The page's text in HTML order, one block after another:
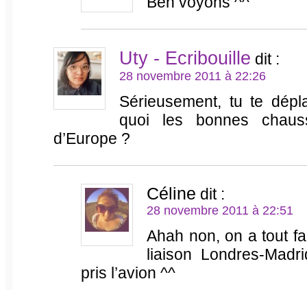
Uty - Ecribouille dit :
28 novembre 2011 à 22:26
Sérieusement, tu te
quoi les bonnes
d’Europe ?
Céline dit :
28 novembre 2011 à 22:51
Ahah non, on a tout
liaison Londres-
pris l’avion ^^